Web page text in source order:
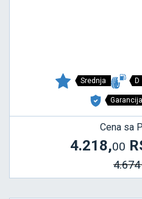
Srednja D
Cena sa
4.218,00